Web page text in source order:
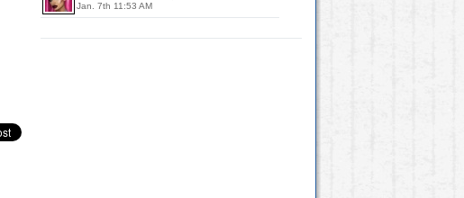
Jan. 7th 11:53 AM